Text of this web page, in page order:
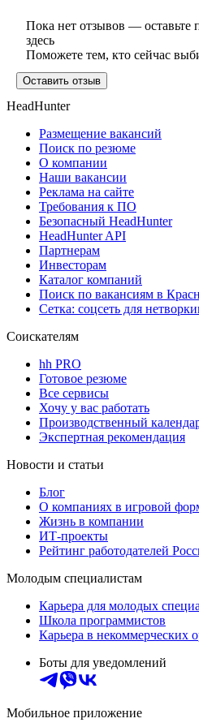
Пока нет отзывов — оставьте
здесь
Поможете тем, кто сейчас
Оставить отзыв
HeadHunter
Размещение вакансий
Поиск по резюме
О компании
Наши вакансии
Реклама на сайте
Требования к ПО
Безопасный HeadHunter
HeadHunter API
Партнерам
Инвесторам
Каталог компаний
Поиск по вакансиям в
Сетка: соцсеть для
Соискателям
hh PRO
Готовое резюме
Все сервисы
Хочу у вас работать
Производственный
Экспертная рекомендация
Новости и статьи
Блог
О компаниях в игровой
Жизнь в компании
ИТ-проекты
Рейтинг работодателей
Молодым специалистам
Карьера для молодых
Школа программистов
Карьера в некоммерческих
Боты для уведомлений
Мобильное приложение